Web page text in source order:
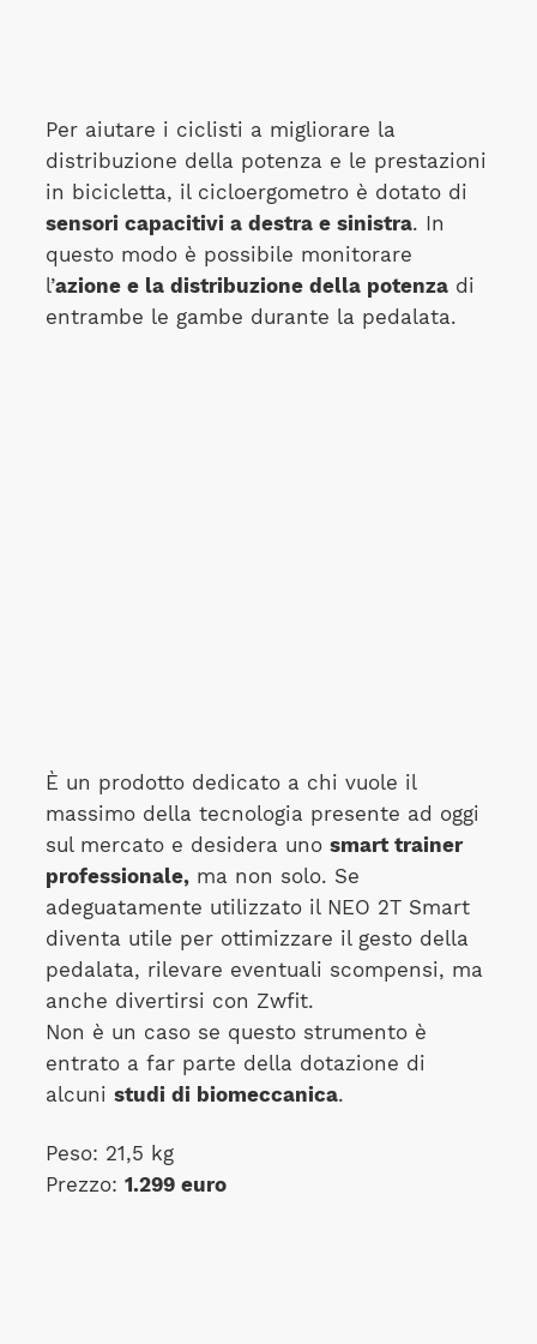
Per aiutare i ciclisti a migliorare la
distribuzione della potenza e le prestazioni
in bicicletta, il cicloergometro è dotato di
sensori capacitivi a destra e sinistra. In
questo modo è possibile monitorare
l’azione e la distribuzione della potenzadi
entrambe le gambe durante la pedalata.
È un prodotto dedicato a chi vuole il
massimo della tecnologia presente ad oggi
sul mercato e desidera uno smart trainer
professionale,ma non solo. Se
adeguatamente utilizzato il NEO 2T Smart
diventa utile per ottimizzare il gesto della
pedalata, rilevare eventuali scompensi, ma
anche divertirsi con Zwfit.
Non è un caso se questo strumento è
entrato a far parte della dotazione di
alcuni studi di biomeccanica.
Peso: 21,5 kg
Prezzo: 1.299 euro